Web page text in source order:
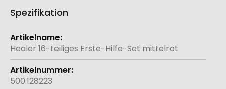
Spezifikation
Weitere
Informationen
Healer 16-teiliges Erste-Hilfe-Set mittelrot
500.128223